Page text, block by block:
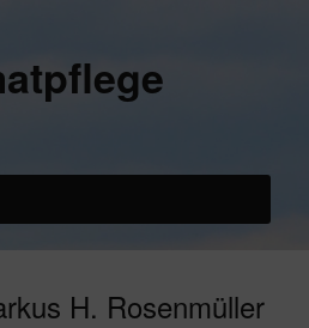
H. Rosenmüller